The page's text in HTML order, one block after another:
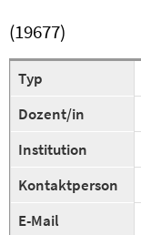
(19677)
Typ
Dozent/in
Institution
Kontaktperson
E-Mail